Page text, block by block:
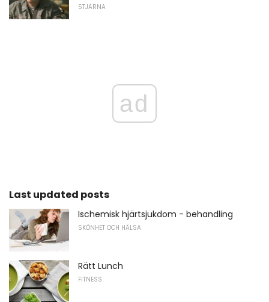
STJÄRNA
ad
Last updated posts
Ischemisk hjärtsjukdom - behandling
SKÖNHET OCH HÄLSA
Rätt Lunch
FITNESS